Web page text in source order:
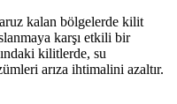
kalan bölgelerde kilit
karşı etkili bir
kilitlerde, su
arıza ihtimalini azaltır.